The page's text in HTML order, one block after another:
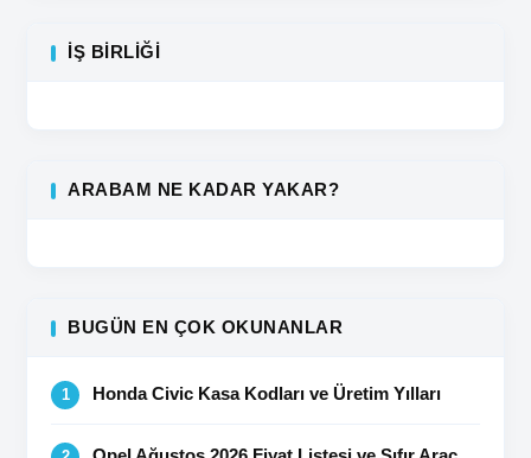
İŞ BIRLIĞI
ARABAM NE KADAR YAKAR?
BUGÜN EN ÇOK OKUNANLAR
Honda Civic Kasa Kodları ve Üretim Yılları